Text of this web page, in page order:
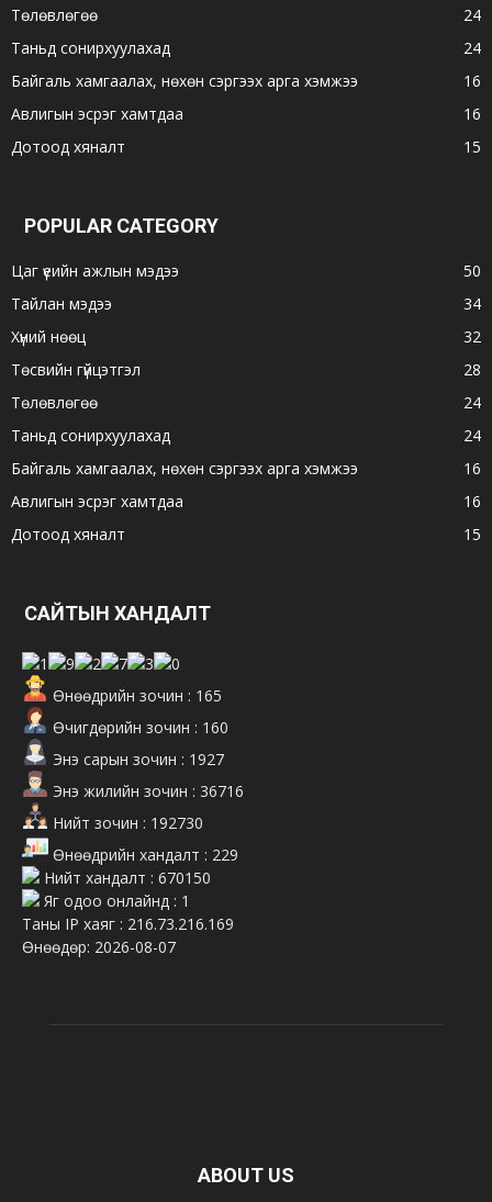
Төлөвлөгөө
24
Таньд сонирхуулахад
24
Байгаль хамгаалах, нөхөн сэргээх арга хэмжээ
16
Авлигын эсрэг хамтдаа
16
Дотоод хяналт
15
POPULAR CATEGORY
Цаг үеийн ажлын мэдээ
50
Тайлан мэдээ
34
Хүний нөөц
32
Төсвийн гүйцэтгэл
28
Төлөвлөгөө
24
Таньд сонирхуулахад
24
Байгаль хамгаалах, нөхөн сэргээх арга хэмжээ
16
Авлигын эсрэг хамтдаа
16
Дотоод хяналт
15
САЙТЫН ХАНДАЛТ
Өнөөдрийн зочин : 165
Өчигдөрийн зочин : 160
Энэ сарын зочин : 1927
Энэ жилийн зочин : 36716
Нийт зочин : 192730
Өнөөдрийн хандалт : 229
Нийт хандалт : 670150
Яг одоо онлайнд : 1
Таны IP хаяг : 216.73.216.169
Өнөөдөр: 2026-08-07
ABOUT US